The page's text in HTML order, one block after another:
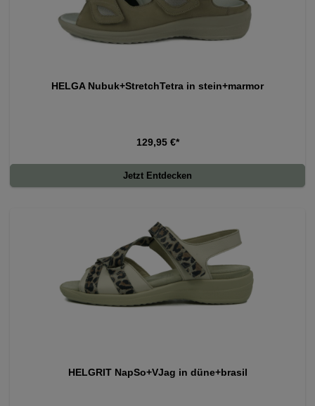
HELGA Nubuk+StretchTetra in stein+marmor
129,95 €*
Jetzt Entdecken
HELGRIT NapSo+VJag in düne+brasil